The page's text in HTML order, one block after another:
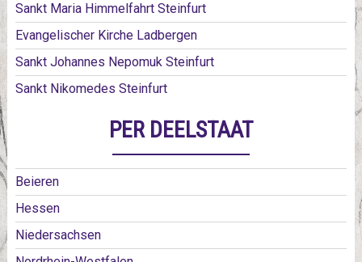
Sankt Maria Himmelfahrt Steinfurt
Evangelischer Kirche Ladbergen
Sankt Johannes Nepomuk Steinfurt
Sankt Nikomedes Steinfurt
PER DEELSTAAT
Beieren
Hessen
Niedersachsen